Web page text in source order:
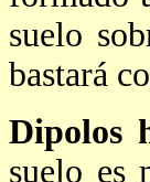
suelo
bastará
Dipolos
suelo es